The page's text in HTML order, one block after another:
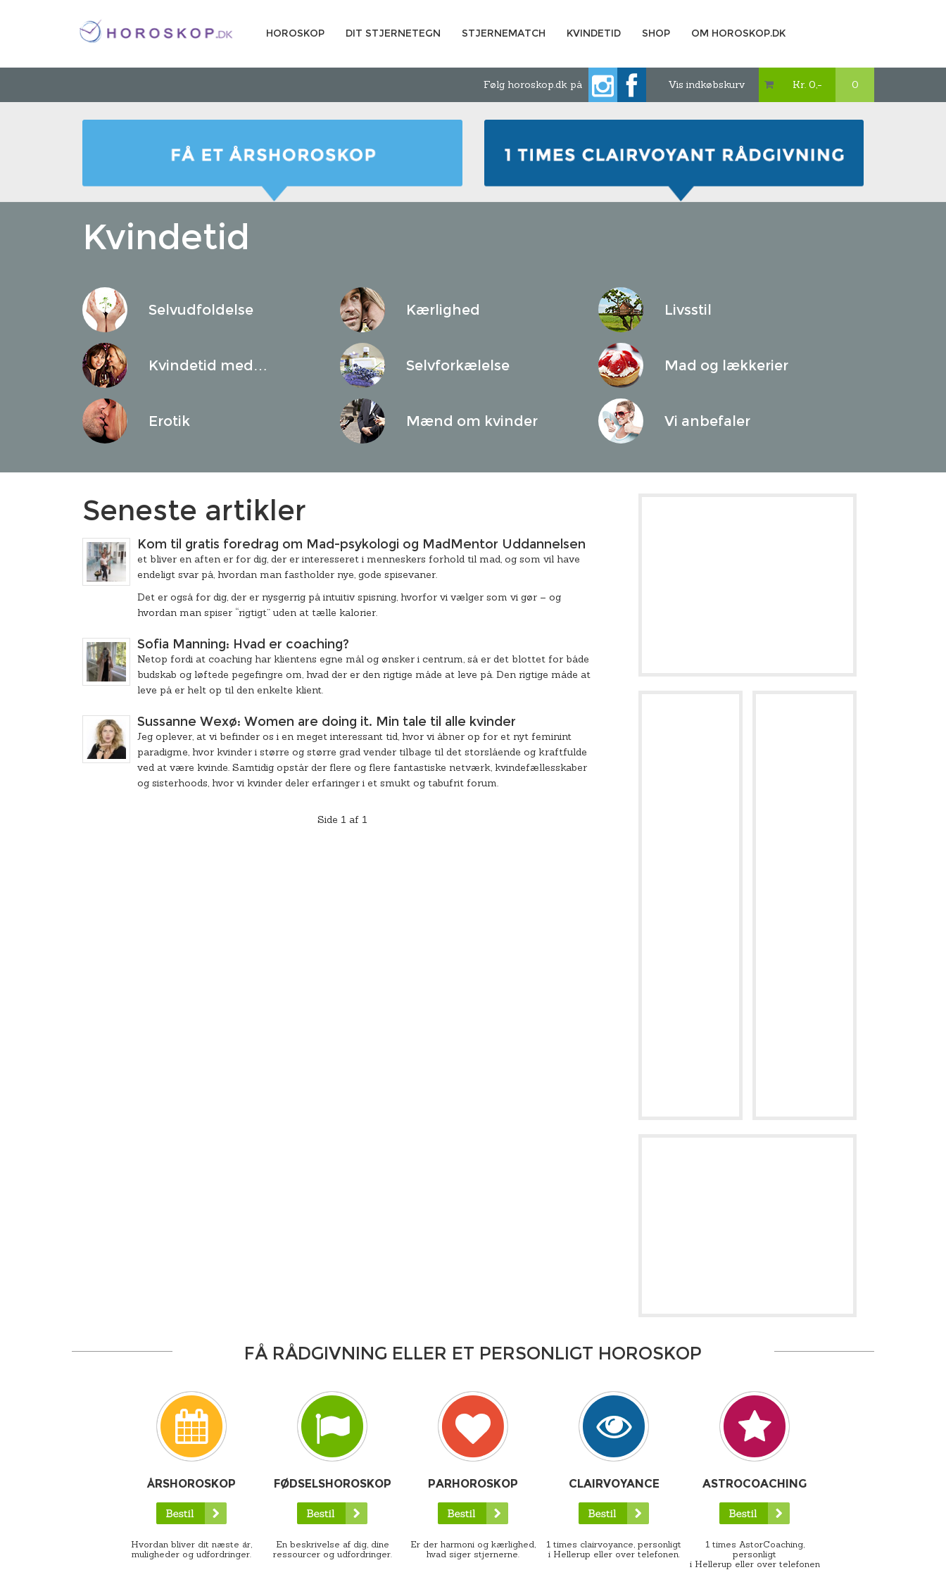
HOROSKOP DIT STJERNETEGN STJERNEMATCH KVINDETID SHOP OM HOROSKOP.DK
Følg horoskop.dk på Vis indkøbskurv  Kr. 0,- 0
Kvindetid
Selvudfoldelse Kærlighed Livsstil
Kvindetid med… Selvforkælelse Mad og lækkerier
Erotik Mænd om kvinder Vi anbefaler
Seneste artikler
Kom til gratis foredrag om Mad-psykologi og MadMentor Uddannelsen
et bliver en aften er for dig, der er interesseret i menneskers forhold til mad, og som vil have
endeligt svar på, hvordan man fastholder nye, gode spisevaner.
Det er også for dig, der er nysgerrig på intuitiv spisning, hvorfor vi vælger som vi gør – og
hvordan man spiser “rigtigt” uden at tælle kalorier.
Sofia Manning: Hvad er coaching?
Netop fordi at coaching har klientens egne mål og ønsker i centrum, så er det blottet for både
budskab og løftede pegefingre om, hvad der er den rigtige måde at leve på. Den rigtige måde at
leve på er helt op til den enkelte klient.
Sussanne Wexø: Women are doing it. Min tale til alle kvinder
Jeg oplever, at vi befinder os i en meget interessant tid, hvor vi åbner op for et nyt feminint
paradigme, hvor kvinder i større og større grad vender tilbage til det storslående og kraftfulde
ved at være kvinde. Samtidig opstår der flere og flere fantastiske netværk, kvindefællesskaber
og sisterhoods, hvor vi kvinder deler erfaringer i et smukt og tabufrit forum.
Side 1 af 1
FÅ RÅDGIVNING ELLER ET PERSONLIGT HOROSKOP
ÅRSHOROSKOP
Hvordan bliver dit næste år,
muligheder og udfordringer.
FØDSELSHOROSKOP
En beskrivelse af dig, dine
ressourcer og udfordringer.
PARHOROSKOP
Er der harmoni og kærlighed,
hvad siger stjernerne.
CLAIRVOYANCE
1 times clairvoyance, personligt
i Hellerup eller over telefonen.
ASTROCOACHING
1 times AstorCoaching,
personligt
i Hellerup eller over telefonen